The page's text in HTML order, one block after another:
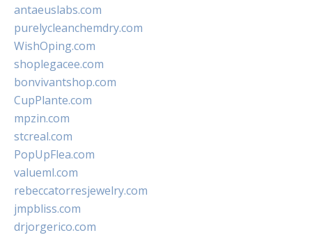
antaeuslabs.com
purelycleanchemdry.com
WishOping.com
shoplegacee.com
bonvivantshop.com
CupPlante.com
mpzin.com
stcreal.com
PopUpFlea.com
valueml.com
rebeccatorresjewelry.com
jmpbliss.com
drjorgerico.com